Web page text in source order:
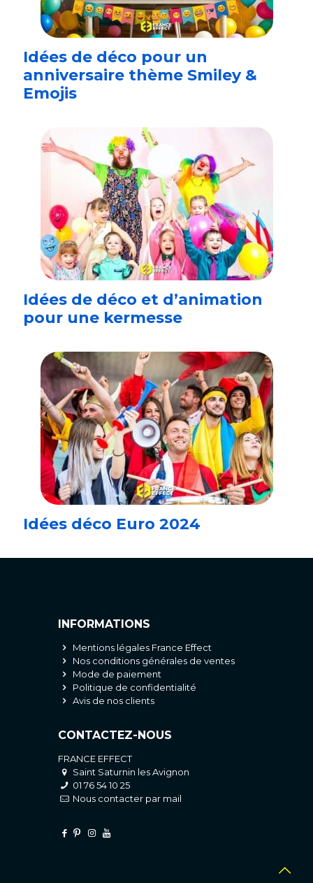
Idées de déco pour un
anniversaire thème Smiley &
Emojis
Idées de déco et d’animation
pour une kermesse
Idées déco Euro 2024
INFORMATIONS
Mentions légales France Effect
Nos conditions générales de ventes
Mode de paiement
Politique de confidentialité
Avis de nos clients
CONTACTEZ-NOUS
FRANCE EFFECT
Saint Saturnin les Avignon
01 76 54 10 25
Nous contacter par mail